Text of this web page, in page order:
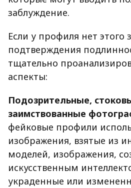
заблуждение.
Если у профиля нет этого
подтверждения
тщательно
аспекты:
Подозрительные,
заимствованные
фейковые профили
изображения, взятые из
моделей, изображения,
искусственным
украденные или